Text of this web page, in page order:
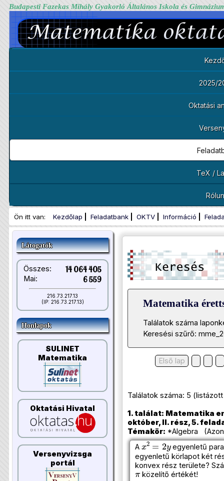
Budapesti Fazekas Mihály Gyakorló Általános Iskola és
2025/
Oktatási
TeX /
Ön itt van: Kezdőlap Feladatbank OKTV Információ
Látogatók
Összes: 14 064 405
Mai: 6 559
216.73.217.13
(IP: 216.73.217.13)
Honlapok
SULINET
Matematika
Oktatási Hivatal
Versenyvizsga
portál
Matematika
Találatok száma
Keresési szűrő:
Első lap
Találatok száma: 5
1. találat: Matematika
október, II. rész, 5.
Témakör: *Algebra
A
x2=2y
egyenletű
egyenletű körlapot két
konvex rész területe?
π
közelítő értékét!